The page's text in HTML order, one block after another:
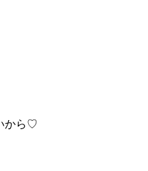
から♡